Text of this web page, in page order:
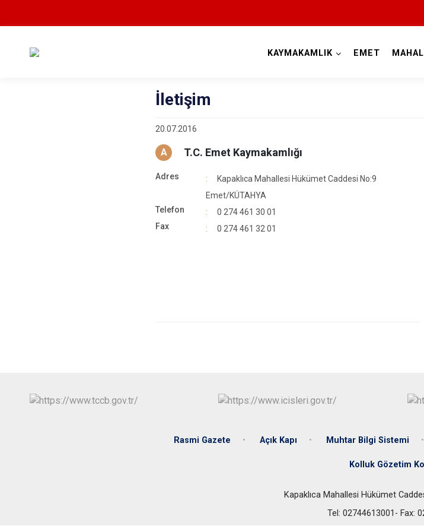
KAYMAKAMLIK EMET
İletişim
20.07.2016
A T.C. Emet Kaymakamlığı
Adres
Kapaklıca Mahallesi Hükümet Caddesi No:9
Emet/KÜTAHYA
Telefon
0 274 461 30 01
Fax
0 274 461 32 01
Rasmi Gazete Açık Kapı Muhtar Bilgi Sistemi
Kolluk Gözetim
Kapaklıca Mahallesi Hükümet
Tel: 02744613001- Fax: